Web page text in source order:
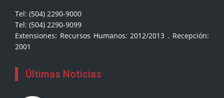
Tel: (504) 2290-9000
Tel: (504) 2290-9099
Extensiones: Recursos Humanos: 2012/2013 . Recepción:
2001
Últimas Noticias